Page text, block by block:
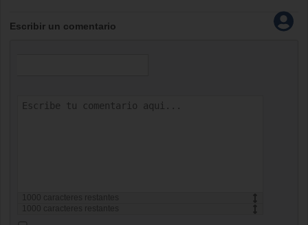
Escribir un comentario
caracteres restantes
caracteres restantes